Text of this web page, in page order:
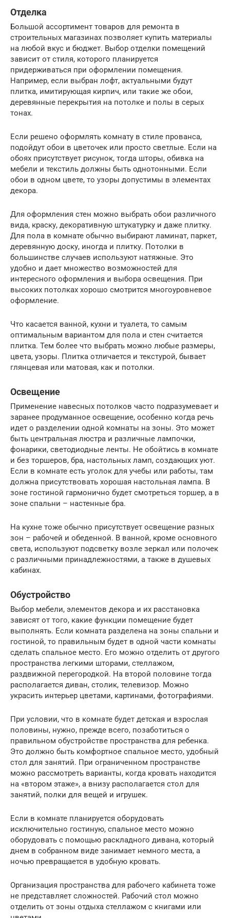
Отделка
Большой ассортимент товаров для ремонта в
строительных магазинах позволяет купить материалы
на любой вкус и бюджет. Выбор отделки помещений
зависит от стиля, которого планируется
придерживаться при оформлении помещения.
Например, если выбран лофт, актуальными будут
плитка, имитирующая кирпич, или такие же обои,
деревянные перекрытия на потолке и полы в серых
тонах.
Если решено оформлять комнату в стиле прованса,
подойдут обои в цветочек или просто светлые. Если на
обоях присутствует рисунок, тогда шторы, обивка на
мебели и текстиль должны быть однотонными. Если
обои в одном цвете, то узоры допустимы в элементах
декора.
Для оформления стен можно выбрать обои различного
вида, краску, декоративную штукатурку и даже плитку.
Для пола в комнате обычно выбирают ламинат, паркет,
деревянную доску, иногда и плитку. Потолки в
большинстве случаев используют натяжные. Это
удобно и дает множество возможностей для
интересного оформления и выбора освещения. При
высоких потолках хорошо смотрится многоуровневое
оформление.
Что касается ванной, кухни и туалета, то самым
оптимальным вариантом для пола и стен считается
плитка. Тем более что выбрать можно любые размеры,
цвета, узоры. Плитка отличается и текстурой, бывает
глянцевая или матовая, как и потолки.
Освещение
Применение навесных потолков часто подразумевает и
заранее продуманное освещение, особенно когда речь
идет о разделении одной комнаты на зоны. Это может
быть центральная люстра и различные лампочки,
фонарики, светодиодные ленты. Не обойтись в комнате
и без торшеров, бра, настольных ламп, создающих уют.
Если в комнате есть уголок для учебы или работы, там
должна присутствовать хорошая настольная лампа. В
зоне гостиной гармонично будет смотреться торшер, а в
зоне спальни – настенные бра.
На кухне тоже обычно присутствует освещение разных
зон – рабочей и обеденной. В ванной, кроме основного
света, используют подсветку возле зеркал или полочек
с различными принадлежностями, а также в душевых
кабинах.
Обустройство
Выбор мебели, элементов декора и их расстановка
зависят от того, какие функции помещение будет
выполнять. Если комната разделена на зоны спальни и
гостиной, то правильным будет в одной части комнаты
сделать спальное место. Его можно отделить от другого
пространства легкими шторами, стеллажом,
раздвижной перегородкой. На второй половине тогда
располагается диван, столик, телевизор. Можно
украсить интерьер цветами, картинами, фотографиями.
При условии, что в комнате будет детская и взрослая
половины, нужно, прежде всего, позаботиться о
правильном обустройстве пространства для ребенка.
Это должно быть комфортное спальное место, удобный
стол для занятий. При ограниченном пространстве
можно рассмотреть варианты, когда кровать находится
на «втором этаже», а внизу располагается стол для
занятий, полки для вещей и игрушек.
Если в комнате планируется оборудовать
исключительно гостиную, спальное место можно
оборудовать с помощью раскладного дивана, который
днем в собранном виде занимает немного места, а
ночью превращается в удобную кровать.
Организация пространства для рабочего кабинета тоже
не представляет сложностей. Рабочий стол можно
отделить от зоны отдыха стеллажом с книгами или